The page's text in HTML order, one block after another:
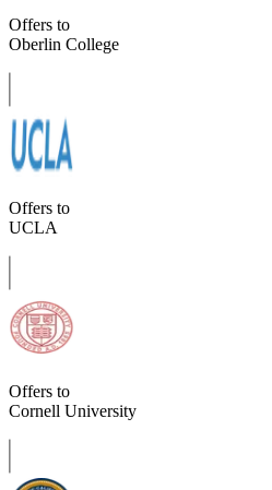
Offers to
Oberlin College
Offers to
UCLA
Offers to
Cornell University